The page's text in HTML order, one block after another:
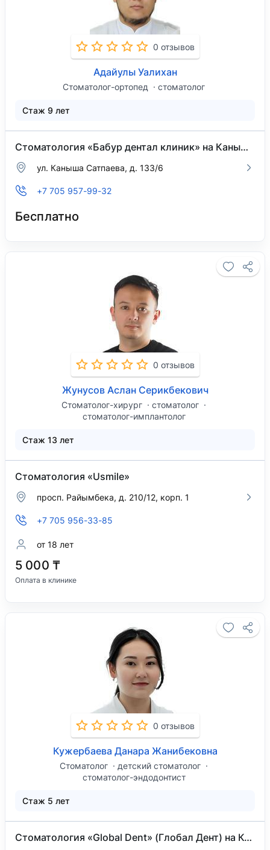
0 отзывов
Адайулы Уалихан
Стоматолог-ортопед стоматолог
Стаж 9 лет
Стоматология «Бабур дентал клиник» на Каныша Сатпаева
​ул. Каныша Сатпаева, д. 133/6
+7 705 957-99-32
Бесплатно
0 отзывов
Жунусов Аслан Серикбекович
Стоматолог-хирург
стоматолог
стоматолог-имплантолог
Стаж 13 лет
Стоматология «Usmile»
просп. Райымбека, д. 210/12, корп. 1
+7 705 956-33-85
от 18 лет
5 000 ₸
Оплата в клинике
0 отзывов
Кужербаева Данара Жанибековна
Стоматолог
детский стоматолог
стоматолог-эндодонтист
Стаж 5 лет
Стоматология «Global Dent» (Глобал Дент) на Кожабекова